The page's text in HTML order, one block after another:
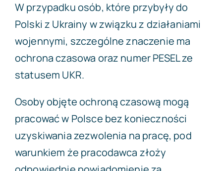
W przypadku osób, które przybyły do
Polski z Ukrainy w związku z działaniami
wojennymi, szczególne znaczenie ma
ochrona czasowa oraz numer PESEL ze
statusem UKR.
Osoby objęte ochroną czasową mogą
pracować w Polsce bez konieczności
uzyskiwania zezwolenia na pracę, pod
warunkiem że pracodawca złoży